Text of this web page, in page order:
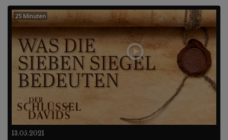
13.05.2021
25 Minuten